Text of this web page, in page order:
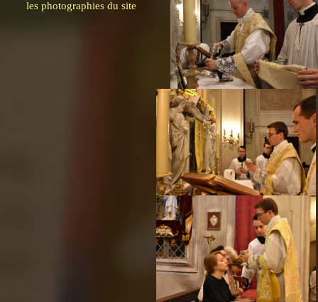
les photographies du site